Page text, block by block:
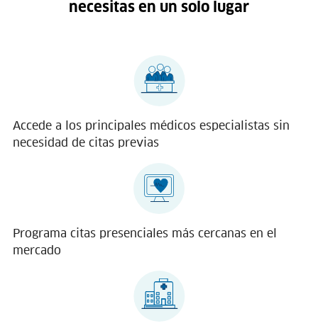
necesitas en un solo lugar
Accede a los principales médicos especialistas sin
necesidad de citas previas
Programa citas presenciales más cercanas en el
mercado